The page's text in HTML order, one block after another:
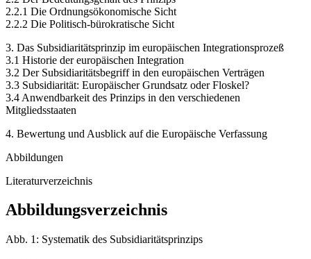
2.2.1 Die Ordnungsökonomische Sicht
2.2.2 Die Politisch-bürokratische Sicht
3. Das Subsidiaritätsprinzip im europäischen Integrationsprozeß
3.1 Historie der europäischen Integration
3.2 Der Subsidiaritätsbegriff in den europäischen Verträgen
3.3 Subsidiarität: Europäischer Grundsatz oder Floskel?
3.4 Anwendbarkeit des Prinzips in den verschiedenen
Mitgliedsstaaten
4. Bewertung und Ausblick auf die Europäische Verfassung
Abbildungen
Literaturverzeichnis
Abbildungsverzeichnis
Abb. 1: Systematik des Subsidiaritätsprinzips